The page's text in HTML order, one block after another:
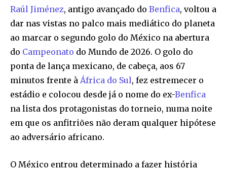
Raúl Jiménez, antigo avançado do Benfica, voltou a
dar nas vistas no palco mais mediático do planeta
ao marcar o segundo golo do México na abertura
do Campeonato do Mundo de 2026. O golo do
ponta de lança mexicano, de cabeça, aos 67
minutos frente à África do Sul, fez estremecer o
estádio e colocou desde já o nome do ex-Benfica
na lista dos protagonistas do torneio, numa noite
em que os anfitriões não deram qualquer hipótese
ao adversário africano.
O México entrou determinado a fazer história